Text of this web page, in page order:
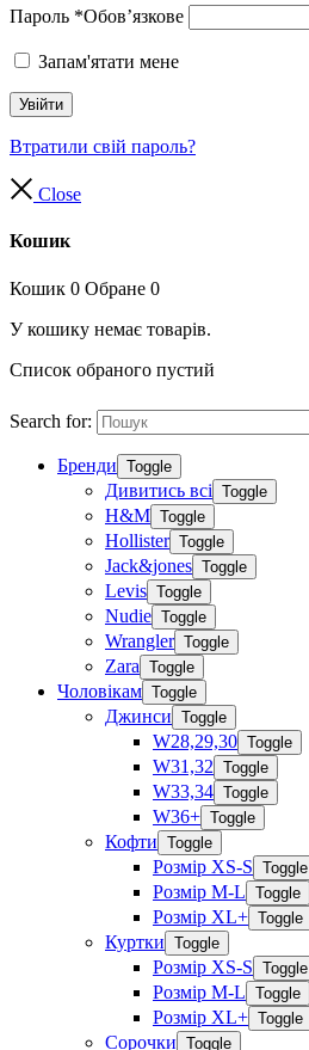
Пароль *Обов’язкове
Запам'ятати мене
Увійти
Втратили свій пароль?
Close
Кошик
Кошик 0 Обране 0
У кошику немає товарів.
Список обраного пустий
Search for:
Бренди Toggle
Дивитись всі Toggle
H&M Toggle
Hollister Toggle
Jack&jones Toggle
Levis Toggle
Nudie Toggle
Wrangler Toggle
Zara Toggle
Чоловікам Toggle
Джинси Toggle
W28,29,30 Toggle
W31,32 Toggle
W33,34 Toggle
W36+ Toggle
Кофти Toggle
Розмір XS-S Toggle
Розмір M-L Toggle
Розмір XL+ Toggle
Куртки Toggle
Розмір XS-S Toggle
Розмір M-L Toggle
Розмір XL+ Toggle
Сорочки Toggle